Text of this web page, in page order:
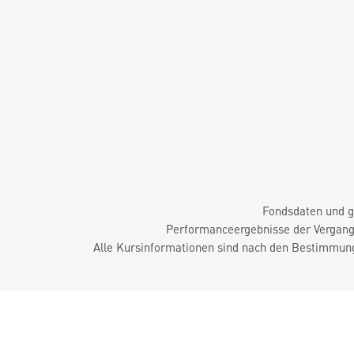
Fondsdaten und
Performanceergebnisse der
Alle Kursinformationen sind nach den